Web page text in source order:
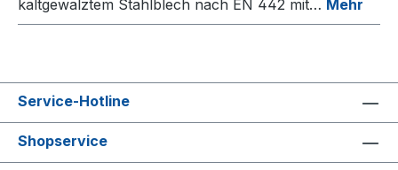
kaltgewalztem Stahlblech nach EN 442 mit… Mehr
Service-Hotline
Shopservice